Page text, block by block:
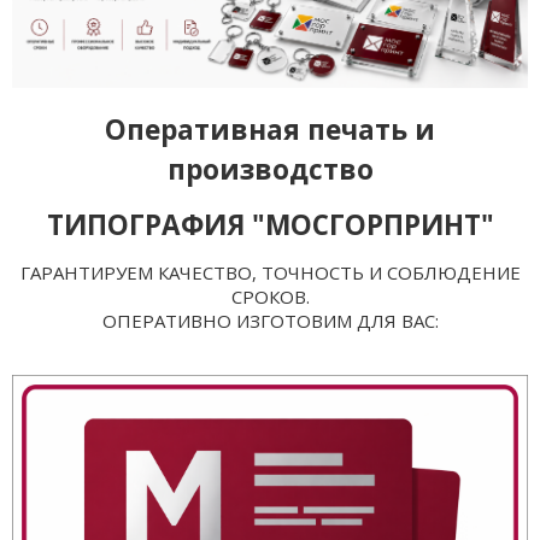
Оперативная печать и
производство
ТИПОГРАФИЯ "МОСГОРПРИНТ"
ГАРАНТИРУЕМ КАЧЕСТВО, ТОЧНОСТЬ И СОБЛЮДЕНИЕ
СРОКОВ.
ОПЕРАТИВНО ИЗГОТОВИМ ДЛЯ ВАС: